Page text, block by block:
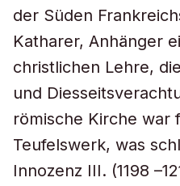
der Süden
Katharer, Anhänger
christlichen Lehre,
und
römische Kirche war
Teufelswerk, was
Innozenz III. (1198